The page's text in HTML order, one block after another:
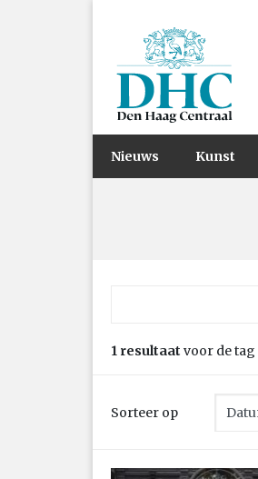
Nieuws Kunst
1 resultaat voor de tag
Sorteer op